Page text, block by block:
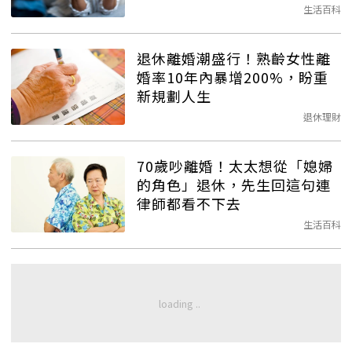
生活百科
退休離婚潮盛行！熟齡女性離
婚率10年內暴增200%，盼重
新規劃人生
退休理財
70歲吵離婚！太太想從「媳婦
的角色」退休，先生回這句連
律師都看不下去
生活百科